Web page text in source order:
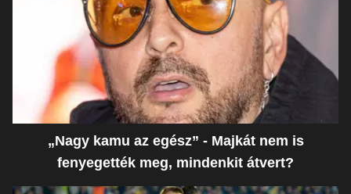
„Nagy kamu az egész” - Majkát nem is
fenyegették meg, mindenkit átvert?